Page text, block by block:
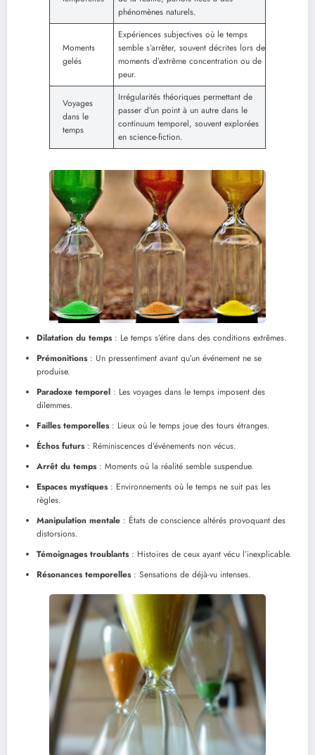
phénomènes naturels.
Moments
gelés
Expériences subjectives où le temps
semble s’arrêter, souvent décrites lors de
moments d’extrême concentration ou de
peur.
Voyages
dans le
temps
Irrégularités théoriques permettant de
passer d’un point à un autre dans le
continuum temporel, souvent explorées
en science-fiction.
Dilatation du temps: Le temps s’étire dans des conditions extrêmes.
Prémonitions: Un pressentiment avant qu’un événement ne se
produise.
Paradoxe temporel : Les voyages dans le temps imposent des
dilemmes.
Failles temporelles: Lieux où le temps joue des tours étranges.
Échos futurs: Réminiscences d’événements non vécus.
Arrêt du temps: Moments où la réalité semble suspendue.
Espaces mystiques: Environnements où le temps ne suit pas les
règles.
Manipulation mentale : États de conscience altérés provoquant des
distorsions.
Témoignages troublants: Histoires de ceux ayant vécu l’inexplicable.
Résonances temporelles: Sensations de déjà-vu intenses.